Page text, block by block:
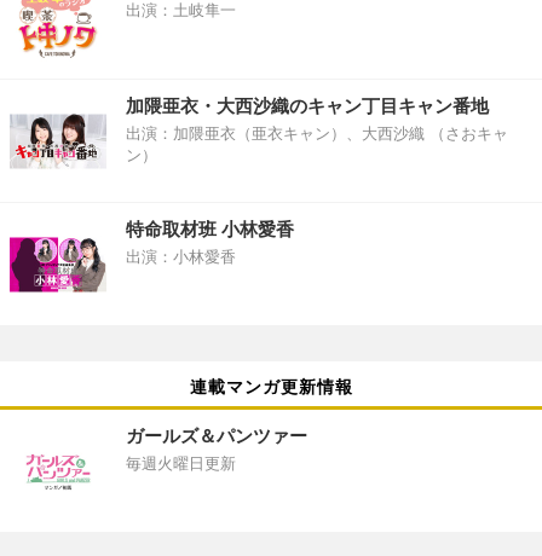
出演：土岐隼一
加隈亜衣・大西沙織のキャン丁目キャン番地
出演：加隈亜衣（亜衣キャン）、大西沙織 （さおキャ
ン）
特命取材班 小林愛香
出演：小林愛香
連載マンガ更新情報
ガールズ＆パンツァー
毎週火曜日更新